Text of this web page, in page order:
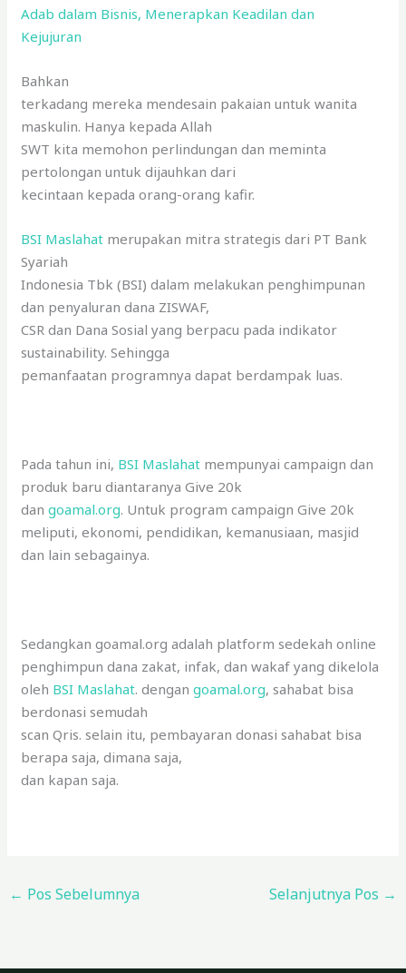
Adab dalam Bisnis, Menerapkan Keadilan dan
Kejujuran
Bahkan
terkadang mereka mendesain pakaian untuk wanita
maskulin. Hanya kepada Allah
SWT kita memohon perlindungan dan meminta
pertolongan untuk dijauhkan dari
kecintaan kepada orang-orang kafir.
BSI Maslahat merupakan mitra strategis dari PT Bank
Syariah
Indonesia Tbk (BSI) dalam melakukan penghimpunan
dan penyaluran dana ZISWAF,
CSR dan Dana Sosial yang berpacu pada indikator
sustainability. Sehingga
pemanfaatan programnya dapat berdampak luas.
Pada tahun ini, BSI Maslahat mempunyai campaign dan
produk baru diantaranya Give 20k
dangoamal.org. Untuk program campaign Give 20k
meliputi, ekonomi, pendidikan, kemanusiaan, masjid
dan lain sebagainya.
Sedangkan goamal.org adalah platform sedekah online
penghimpun dana zakat, infak, dan wakaf yang dikelola
oleh BSI Maslahat. dengangoamal.org, sahabat bisa
berdonasi semudah
scan Qris. selain itu, pembayaran donasi sahabat bisa
berapa saja, dimana saja,
dan kapan saja.
← Pos Sebelumnya Selanjutnya Pos →